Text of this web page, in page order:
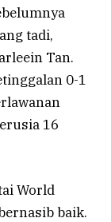
tadi,
Tan.
0-1
16
World
baik.